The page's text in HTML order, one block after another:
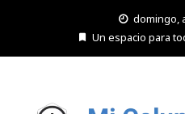
domingo,
Un espacio para